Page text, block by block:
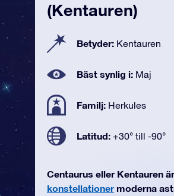
(Kentauren)
Betyder: Kentauren
Bäst synlig i: Maj
Familj: Herkules
Latitud: +30° till -90°
Centaurus eller Kentauren
konstellationermoderna